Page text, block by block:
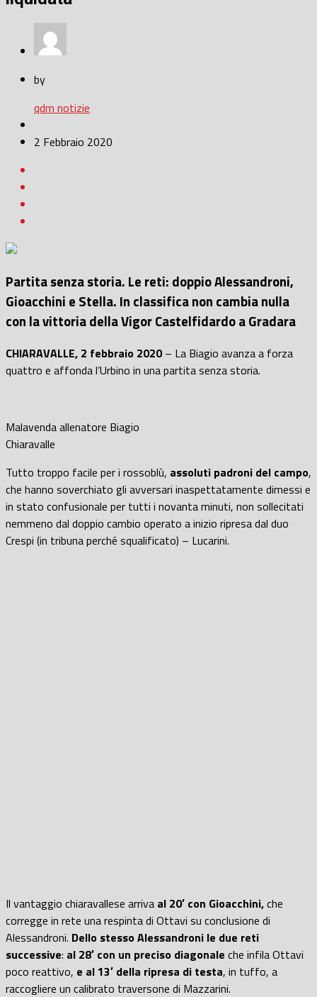
by
qdm notizie
2 Febbraio 2020
Partita senza storia. Le reti: doppio Alessandroni,
Gioacchini e Stella. In classifica non cambia nulla
con la vittoria della Vigor Castelfidardo a Gradara
CHIARAVALLE, 2 febbraio 2020– La Biagio avanza a forza
quattro e affonda l’Urbino in una partita senza storia.
Malavenda allenatore Biagio
Chiaravalle
Tutto troppo facile per i rossoblù, assoluti padroni del campo,
che hanno soverchiato gli avversari inaspettatamente dimessi e
in stato confusionale per tutti i novanta minuti, non sollecitati
nemmeno dal doppio cambio operato a inizio ripresa dal duo
Crespi (in tribuna perché squalificato) – Lucarini.
Il vantaggio chiaravallese arriva al 20′ con Gioacchini,che
corregge in rete una respinta di Ottavi su conclusione di
Alessandroni. Dello stesso Alessandroni le due reti
successive: al 28′ con un preciso diagonale che infila Ottavi
poco reattivo, e al 13′ della ripresa di testa, in tuffo, a
raccogliere un calibrato traversone di Mazzarini.